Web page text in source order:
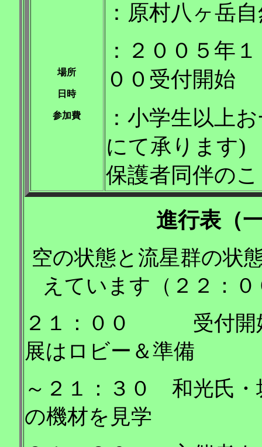
場所
日時
参加費
：原村八ヶ岳
：２００５年
００受付開
：小学生以上
にて承ります)
保護者同伴の
進行表（
空の状態と流星群の状
えています（２２：
２１：００ 受付開始
展はロビー＆準備
～２１：３０ 和光氏・
の機材を見学